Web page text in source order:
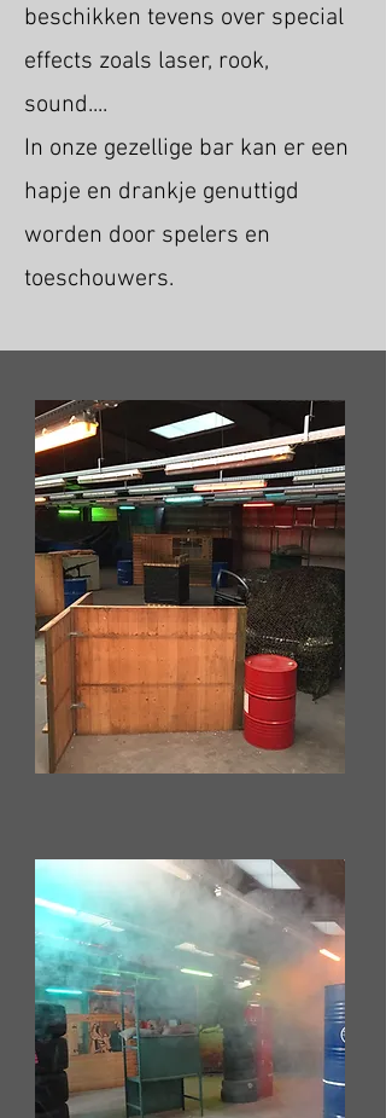
beschikken tevens over special
effects zoals laser, rook,
sound....
In onze gezellige bar kan er een
hapje en drankje genuttigd
worden door spelers en
toeschouwers.